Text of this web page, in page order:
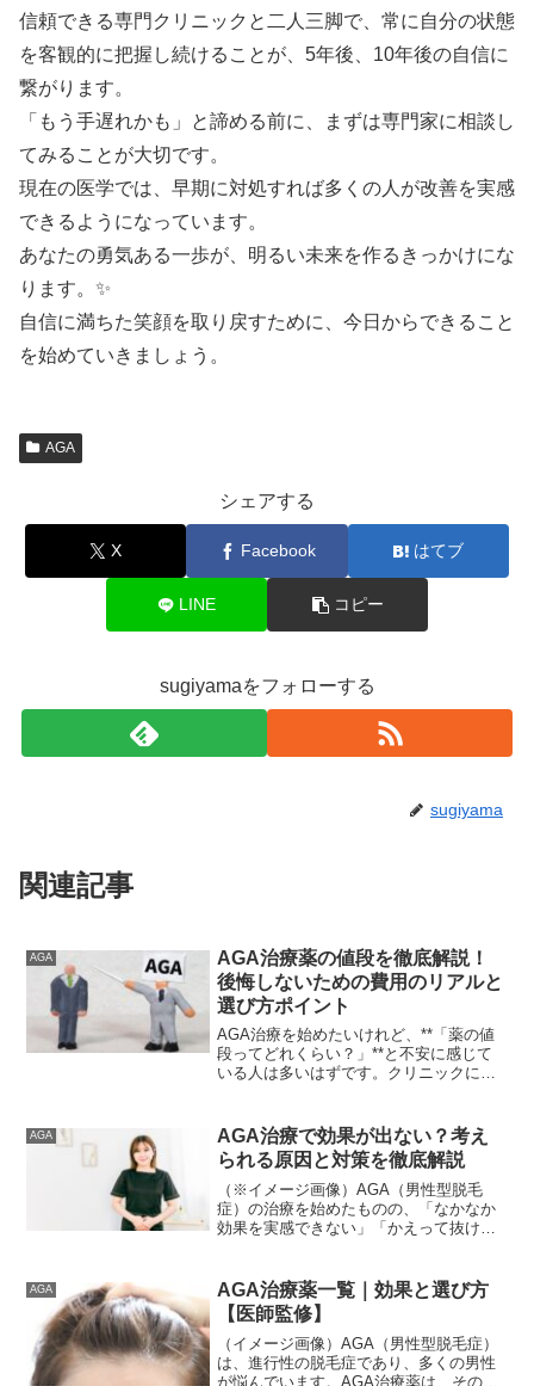
信頼できる専門クリニックと二人三脚で、常に自分の状態
を客観的に把握し続けることが、5年後、10年後の自信に
繋がります。
「もう手遅れかも」と諦める前に、まずは専門家に相談し
てみることが大切です。
現在の医学では、早期に対処すれば多くの人が改善を実感
できるようになっています。
あなたの勇気ある一歩が、明るい未来を作るきっかけにな
ります。✨
自信に満ちた笑顔を取り戻すために、今日からできること
を始めていきましょう。
AGA
シェアする
X Facebook はてブ
LINE コピー
sugiyamaをフォローする
sugiyama
関連記事
AGA
AGA治療薬の値段を徹底解説！
後悔しないための費用のリアルと
選び方ポイント
AGA治療を始めたいけれど、**「薬の値
段ってどれくらい？」**と不安に感じて
いる人は多いはずです。クリニックによ
前に理解していないと損をしてしまうこ
ともあります。本記事では、AGA治療経
験者としてのリアルな視点と、医療情報
として信頼できる形で、AGA薬の値段の
相場や費用を抑えるコツをわかりやすく
解説します✨「これからAGA治療を始め
をまとめています。
AGA
AGA治療で効果が出ない？考え
られる原因と対策を徹底解説
（※イメージ画像）AGA（男性型脱毛
症）の治療を始めたものの、「なかなか
効果を実感できない」「かえって抜け毛
も関わらず、期待する結果が得られない
のは非常につらいものです。...
AGA
AGA治療薬一覧｜効果と選び方
【医師監修】
（イメージ画像）AGA（男性型脱毛症）
は、進行性の脱毛症であり、多くの男性
が悩んでいます。AGA治療薬は、その進